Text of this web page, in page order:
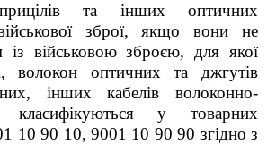
прицілів та інших оптичних
зброї, якщо вони не
із військовою зброєю, для якої
волокон оптичних та джгутів
інших кабелів волоконно-
у товарних
10 90 10, 9001 10 90 90 згідно з